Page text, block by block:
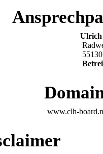
www.clh-